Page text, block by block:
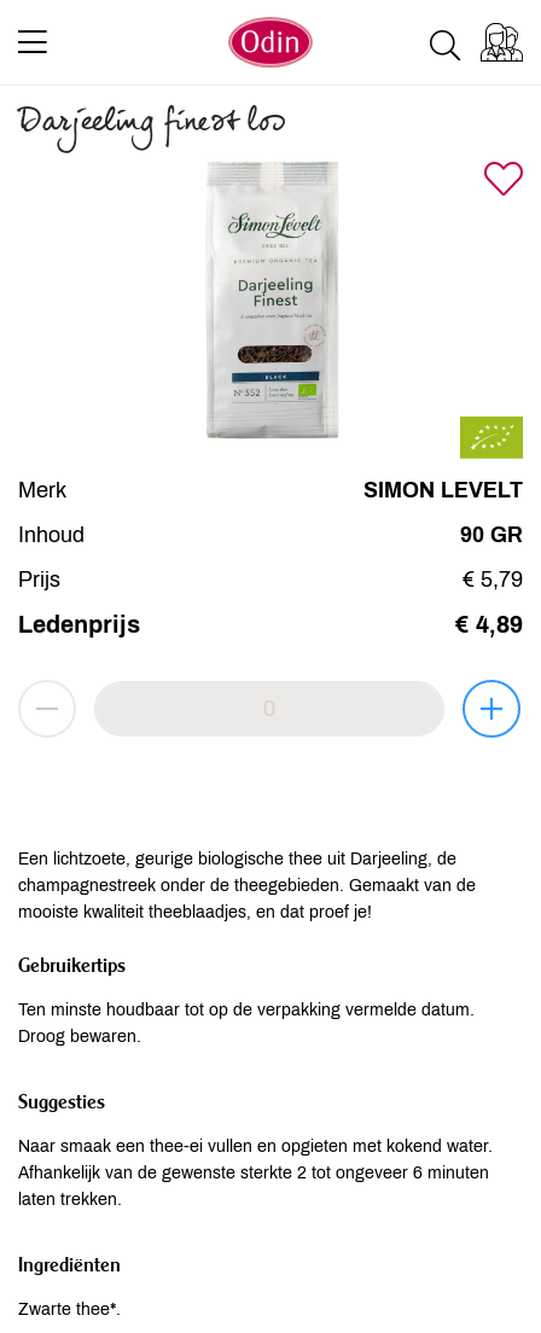
Darjeeling finest los
Merk
SIMON LEVELT
Inhoud
90 GR
Prijs
€ 5,79
Ledenprijs € 4,89
Een lichtzoete, geurige biologische thee uit Darjeeling, de
champagnestreek onder de theegebieden. Gemaakt van de
mooiste kwaliteit theeblaadjes, en dat proef je!
Gebruikertips
Ten minste houdbaar tot op de verpakking vermelde datum.
Droog bewaren.
Suggesties
Naar smaak een thee-ei vullen en opgieten met kokend water.
Afhankelijk van de gewenste sterkte 2 tot ongeveer 6 minuten
laten trekken.
Ingrediënten
Zwarte thee*.